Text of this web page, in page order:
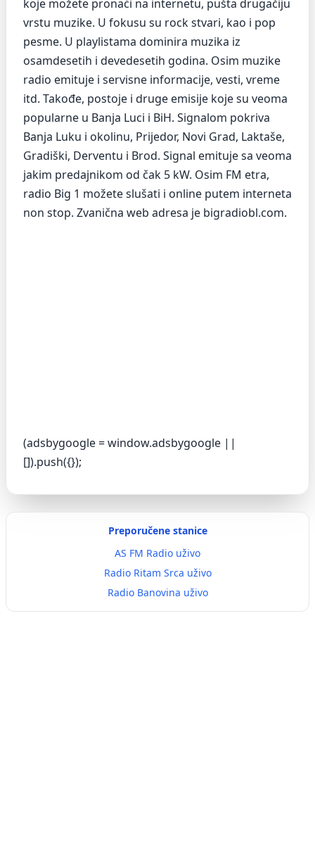
koje možete pronaći na internetu, pušta drugačiju
vrstu muzike. U fokusu su rock stvari, kao i pop
pesme. U playlistama dominira muzika iz
osamdesetih i devedesetih godina. Osim muzike
radio emituje i servisne informacije, vesti, vreme
itd. Takođe, postoje i druge emisije koje su veoma
popularne u Banja Luci i BiH. Signalom pokriva
Banja Luku i okolinu, Prijedor, Novi Grad, Laktaše,
Gradiški, Derventu i Brod. Signal emituje sa veoma
jakim predajnikom od čak 5 kW. Osim FM etra,
radio Big 1 možete slušati i online putem interneta
non stop. Zvanična web adresa je bigradiobl.com.
(adsbygoogle = window.adsbygoogle ||
[]).push({});
Preporučene stanice
AS FM Radio uživo
Radio Ritam Srca uživo
Radio Banovina uživo